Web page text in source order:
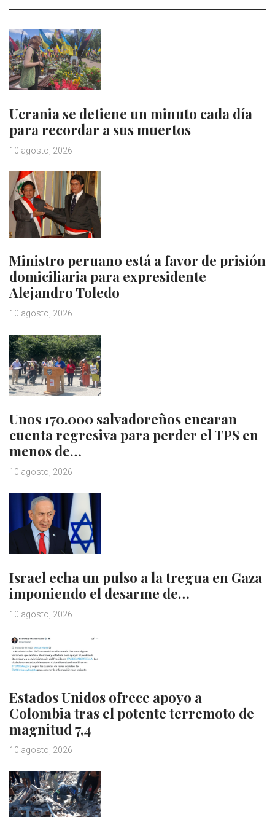
Ucrania se detiene un minuto cada día
para recordar a sus muertos
10 agosto, 2026
Ministro peruano está a favor de prisión
domiciliaria para expresidente
Alejandro Toledo
10 agosto, 2026
Unos 170.000 salvadoreños encaran
cuenta regresiva para perder el TPS en
menos de…
10 agosto, 2026
Israel echa un pulso a la tregua en Gaza
imponiendo el desarme de…
10 agosto, 2026
Estados Unidos ofrece apoyo a
Colombia tras el potente terremoto de
magnitud 7,4
10 agosto, 2026